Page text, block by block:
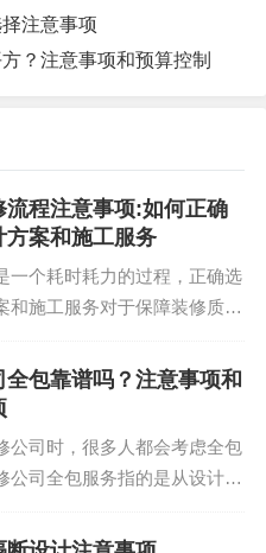
和质量达标
浮动范围较大，取决于
材料的选择等。合理控
司，找到适合的设计方
得更加顺利。因此，要
供最合适的方案
注意事项
？注意事项和预算控制
流程注意事项:如何正确
方案和施工服务
一个耗时耗力的过程，正确选
和施工服务对于保障装修质量
注意事项是非常必要的。新房
意事项新房装修流程通常包括
全包靠谱吗？注意事项和
公司时，很多人都会考虑全包
公司全包服务指的是从设计到
公司全包靠谱吗？本文将为您